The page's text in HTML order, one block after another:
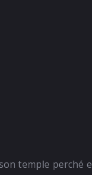
temple perché